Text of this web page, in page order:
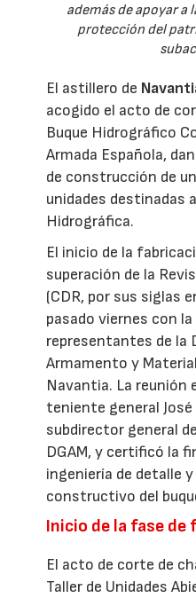
además de apoyar a
protección del
El astillero de
acogido el acto de
Buque Hidrográfico
Armada Española,
de construcción de
unidades destinadas
Hidrográfica.
El inicio de la
superación de la
(CDR, por sus siglas
pasado viernes con
representantes de la
Armamento y
Navantia. La reunión
teniente general
subdirector general
DGAM, y certificó la
ingeniería de detalle
constructivo del
Inicio de la fase de
El acto de corte de
Taller de Unidades